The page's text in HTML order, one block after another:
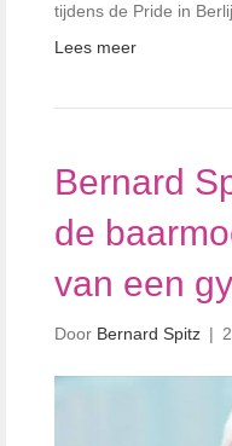
tijdens de Pride in
Lees meer
Bernard
de
van een
Door Bernard Spitz |